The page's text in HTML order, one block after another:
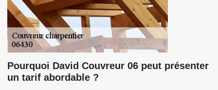
Pourquoi David Couvreur 06 peut présenter
un tarif abordable ?